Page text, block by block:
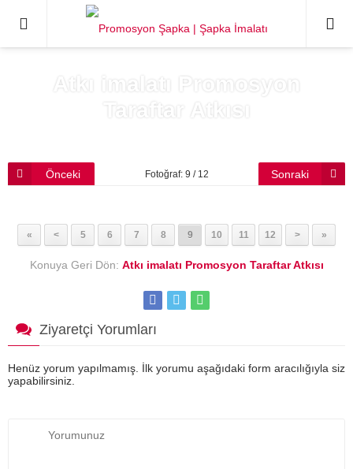
Atkı imalatı Promosyon
Taraftar Atkısı
Önceki Fotoğraf: 9 / 12 Sonraki
« < 5 6 7 8 9 10 11 12 > »
Konuya Geri Dön: Atkı imalatı Promosyon Taraftar Atkısı
Ziyaretçi Yorumları
Henüz yorum yapılmamış. İlk yorumu aşağıdaki form aracılığıyla siz
yapabilirsiniz.